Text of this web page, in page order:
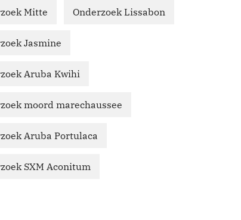
Mitte Onderzoek Lissabon
Jasmine
Aruba Kwihi
moord marechaussee
Aruba Portulaca
SXM Aconitum